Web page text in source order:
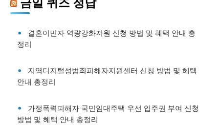
결혼이민자 역량강화지원 신청 방법 및 혜택 안내 총
정리
지역디지털성범죄피해자지원센터 신청 방법 및 혜택
안내 총정리
가정폭력피해자 국민임대주택 우선 입주권 부여 신청
방법 및 혜택 안내 총정리